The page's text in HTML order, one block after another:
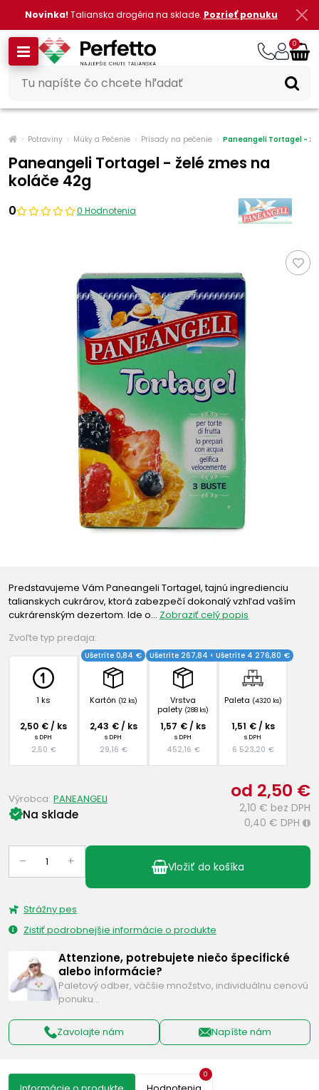
Novinka! Talianska drogéria na sklade. Pozrieť ponuku
0
Potraviny Múky a Pečenie Prísady na pečenie Paneangeli Tortagel -
Paneangeli Tortagel - želé zmes na
koláče 42g
0 0 Hodnotenia
Predstavujeme Vám Paneangeli Tortagel, tajnú ingredienciu
talianskych cukrárov, ktorá zabezpečí dokonalý vzhľad vaším
cukrárenským dezertom. Ide o… Zobraziť celý popis
Zvoľte typ predaja:
1 ks
2,50 € / ks
s DPH
2,50 €
Kartón (12 ks)
Ušetríte 0,84 €
2,43 € / ks
s DPH
29,16 €
Vrstva
palety (288 ks)
Ušetríte 267,84 €
1,57 € / ks
s DPH
452,16 €
Paleta (4320 ks)
Ušetríte 4 276,80 €
1,51 € / ks
s DPH
6 523,20 €
od 2,50 €
2,10 € bez DPH
0,40 € DPH i
Na sklade
Výrobca: PANEANGELI
– + Vložiť do košíka
Strážny pes
Zistiť podrobnejšie informácie o produkte
Attenzione, potrebujete niečo špecifické
alebo informácie?
Paletový odber, väčšie množstvo, individuálnu cenovú
ponuku…
Zavolajte nám Napíšte nám
0